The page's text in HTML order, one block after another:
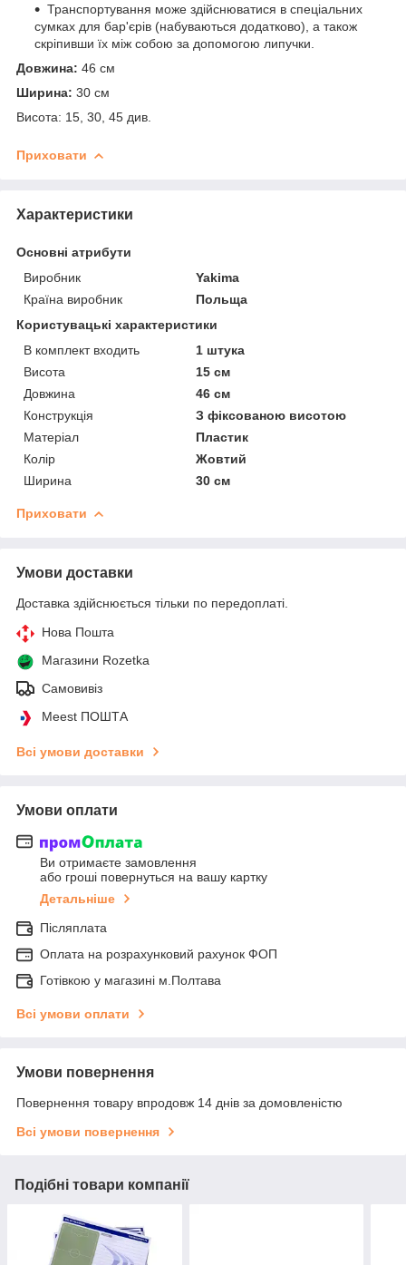
Транспортування може здійснюватися в спеціальних
сумках для бар'єрів (набуваються додатково), а також
скріпивши їх між собою за допомогою липучки.
Довжина: 46 см
Ширина: 30 см
Висота: 15, 30, 45 див.
Приховати
Характеристики
Основні атрибути
Виробник
Yakima
Країна виробник
Польща
Користувацькі характеристики
В комплект входить
1 штука
Висота
15 см
Довжина
46 см
Конструкція
З фіксованою висотою
Матеріал
Пластик
Колір
Жовтий
Ширина
30 см
Приховати
Умови доставки
Доставка здійснюється тільки по передоплаті.
Нова Пошта
Магазини Rozetka
Самовивіз
Meest ПОШТА
Всі умови доставки
Умови оплати
Ви отримаєте замовлення
або гроші повернуться на вашу картку
Детальніше
Післяплата
Оплата на розрахунковий рахунок ФОП
Готівкою у магазині м.Полтава
Всі умови оплати
Умови повернення
Повернення товару впродовж 14 днів за домовленістю
Всі умови повернення
Подібні товари компанії